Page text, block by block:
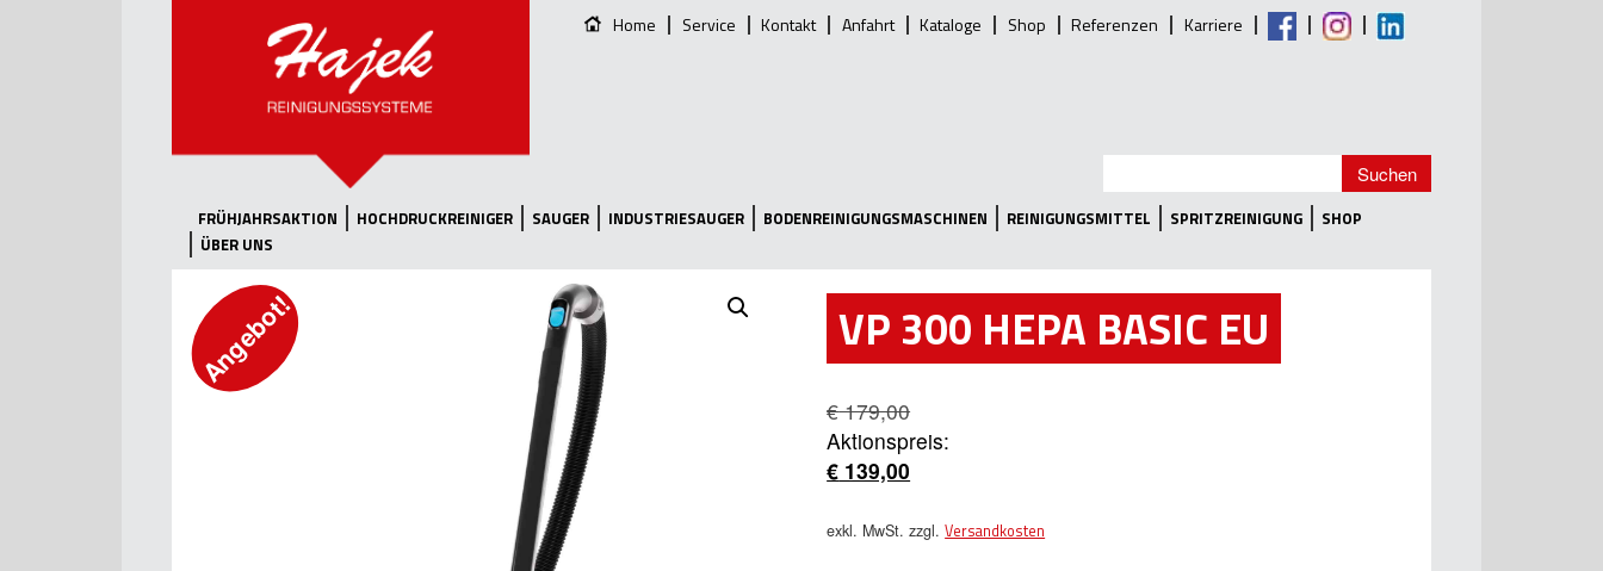
Home Service Kontakt Anfahrt Kataloge Shop Referenzen Karriere
FRÜHJAHRSAKTION HOCHDRUCKREINIGER SAUGER INDUSTRIESAUGER BODENREINIGUNGSMASCHINEN REINIGUNGSMITTEL SPRITZREINIGUNG
SHOP
ÜBER UNS
Angebot! VP 300 HEPA BASIC EU
€179,00
Ursprünglicher
Preis
€ 179,00
Aktionspreis:
€ 139,00
Preis
exkl. MwSt. zzgl.Versandkosten